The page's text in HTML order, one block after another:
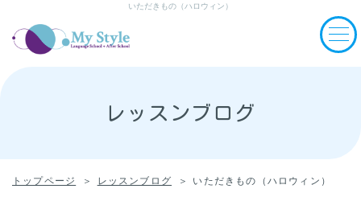
いただきもの（ハロウィン）
レッスンブログ
トップページ レッスンブログ いただきもの（ハロウィン）